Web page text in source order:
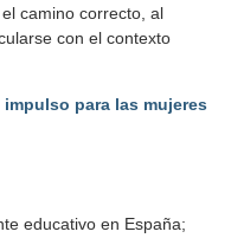
camino correcto, al
con el contexto
para las mujeres
educativo en España;